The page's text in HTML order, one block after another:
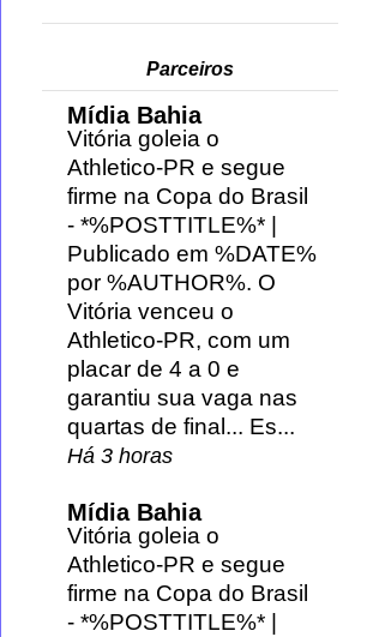
Parceiros
Mídia Bahia
Vitória goleia o
Athletico-PR e segue
firme na Copa do Brasil
- *%POSTTITLE%* |
Publicado em %DATE%
por %AUTHOR%. O
Vitória venceu o
Athletico-PR, com um
placar de 4 a 0 e
garantiu sua vaga nas
quartas de final... Es...
Há 3 horas
Mídia Bahia
Vitória goleia o
Athletico-PR e segue
firme na Copa do Brasil
- *%POSTTITLE%* |